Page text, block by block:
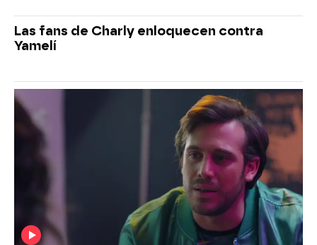
Las fans de Charly enloquecen contra
Yamelí